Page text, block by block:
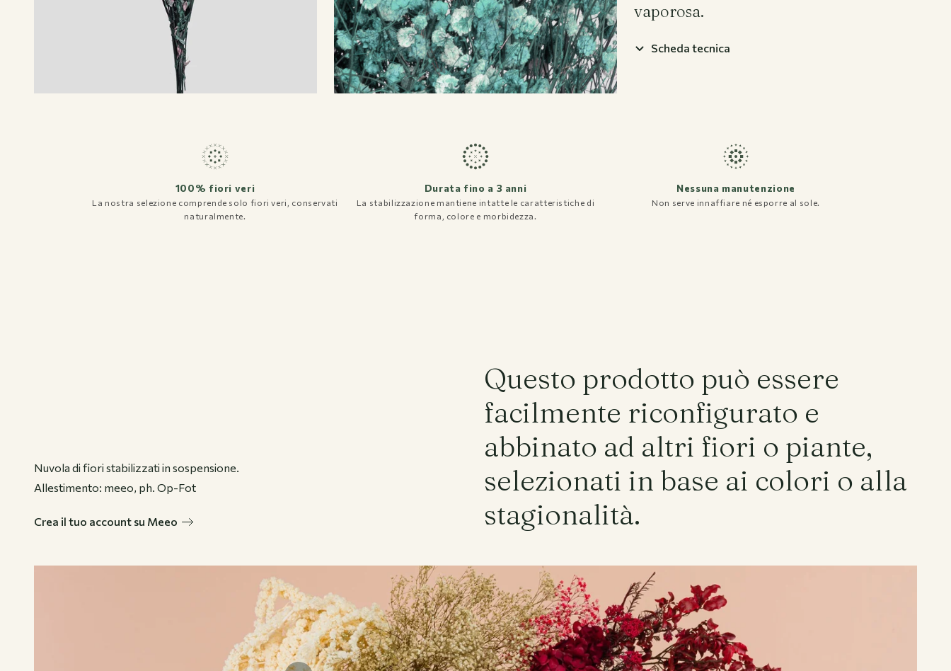
Chi siamo
Registrazione Business
Spedizioni e Resi
Instagram
vaporosa.
Scheda tecnica
100% fiori veri
La nostra selezione comprende solo fiori veri, conservati
naturalmente.
Durata fino a 3 anni
La stabilizzazione mantiene intatte le caratteristiche di
forma, colore e morbidezza.
Nessuna manutenzione
Non serve innaffiare né esporre al sole.
Questo prodotto può essere
facilmente riconfigurato e
abbinato ad altri fiori o piante,
selezionati in base ai colori o alla
stagionalità.
Nuvola di fiori stabilizzati in sospensione.
Allestimento: meeo, ph. Op-Fot
Crea il tuo account su Meeo